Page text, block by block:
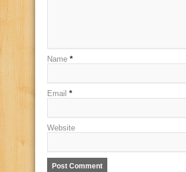
Name *
Email *
Website